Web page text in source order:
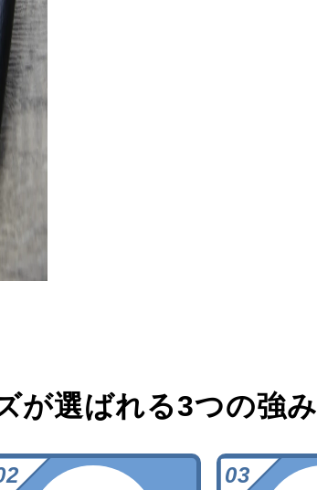
が選ばれる3つの強み